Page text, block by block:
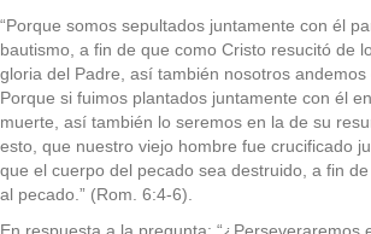
“Porque somos sepultados juntamente con él
bautismo, a fin de que como Cristo resucitó de
gloria del Padre, así también nosotros andemos
Porque si fuimos plantados juntamente con él
muerte, así también lo seremos en la de su
esto, que nuestro viejo hombre fue crucificado
que el cuerpo del pecado sea destruido, a fin
al pecado.” (Rom. 6:4-6).